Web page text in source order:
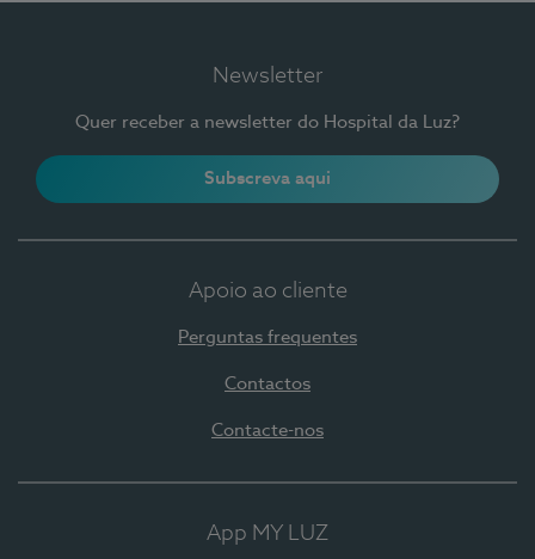
Newsletter
Quer receber a newsletter do Hospital da Luz?
Subscreva aqui
Apoio ao cliente
Perguntas frequentes
Contactos
Contacte-nos
App MY LUZ